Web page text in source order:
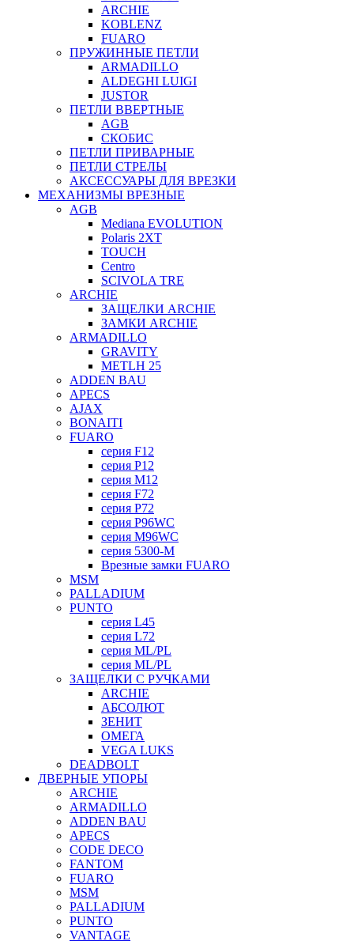
ARCHIE
KOBLENZ
FUARO
ПРУЖИННЫЕ ПЕТЛИ
ARMADILLO
ALDEGHI LUIGI
JUSTOR
ПЕТЛИ ВВЕРТНЫЕ
AGB
СКОБИС
ПЕТЛИ ПРИВАРНЫЕ
ПЕТЛИ СТРЕЛЫ
АКСЕССУАРЫ ДЛЯ ВРЕЗКИ
МЕХАНИЗМЫ ВРЕЗНЫЕ
AGB
Mediana EVOLUTION
Polaris 2XT
TOUCH
Centro
SCIVOLA TRE
ARCHIE
ЗАЩЕЛКИ ARCHIE
ЗАМКИ ARCHIE
ARMADILLO
GRAVITY
METLH 25
ADDEN BAU
APECS
AJAX
BONAITI
FUARO
серия F12
серия P12
серия M12
серия F72
серия P72
серия P96WC
серия M96WC
серия 5300-M
Врезные замки FUARO
MSM
PALLADIUM
PUNTO
серия L45
серия L72
серия ML/PL
серия ML/PL
ЗАЩЕЛКИ С РУЧКАМИ
ARCHIE
АБСОЛЮТ
ЗЕНИТ
ОМЕГА
VEGA LUKS
DEADBOLT
ДВЕРНЫЕ УПОРЫ
ARCHIE
ARMADILLO
ADDEN BAU
APECS
CODE DECO
FANTOM
FUARO
MSM
PALLADIUM
PUNTO
VANTAGE